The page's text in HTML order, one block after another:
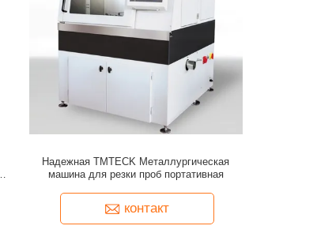
Надежная TMTECK Металлургическая
машина для резки проб портативная
контакт